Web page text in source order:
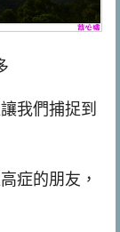
我們捕捉到
症的朋友，